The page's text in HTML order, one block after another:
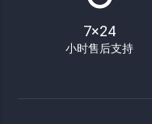
7×24
小时售后支持